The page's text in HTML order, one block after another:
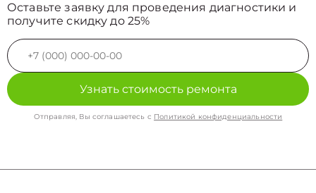
Оставьте заявку для проведения диагностики и
получите скидку до 25%
Узнать стоимость ремонта
Отправляя, Вы соглашаетесь с Политикой конфиденциальности